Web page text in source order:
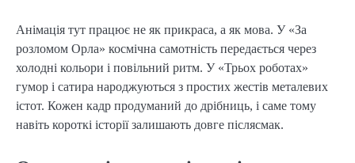
Анімація тут працює не як прикраса, а як мова. У «За
розломом Орла» космічна самотність передається через
холодні кольори і повільний ритм. У «Трьох роботах»
гумор і сатира народжуються з простих жестів металевих
істот. Кожен кадр продуманий до дрібниць, і саме тому
навіть короткі історії залишають довге післясмак.